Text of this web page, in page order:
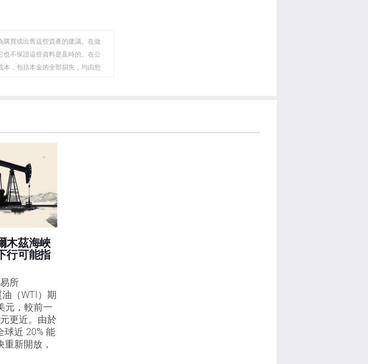
買或出售這些資產的建議。在做
也不保證這些資料是及時的。在公
，包括本金的全部損失，均由您
不承擔任何錯誤，遺漏或任何損
文內容無意提供任何投資建議。
木茲海峽
行可能指
所
油（WTI）期
元，較前一
更近。由於
近 20% 能
新開放，